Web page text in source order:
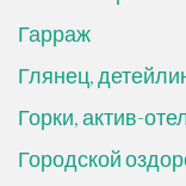
Гарраж
Глянец,
Горки, актив-
Городской